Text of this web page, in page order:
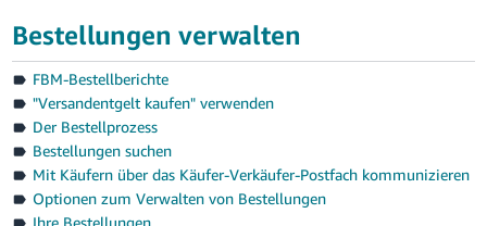
JP
한
국
어
-
KR
Bestellungen verwalten
FBM-Bestellberichte
"Versandentgelt kaufen" verwenden
Der Bestellprozess
Bestellungen suchen
Mit Käufern über das Käufer-Verkäufer-Postfach kommunizieren
Optionen zum Verwalten von Bestellungen
Ihre Bestellungen